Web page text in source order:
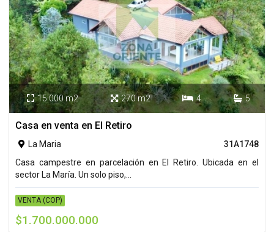
 15.000 m2  270 m2  4  5
Casa en venta en El Retiro
 La Maria
31A1748
Casa campestre en parcelación en El Retiro. Ubicada en el
sector La María. Un solo piso,...
VENTA (COP)
$1.700.000.000